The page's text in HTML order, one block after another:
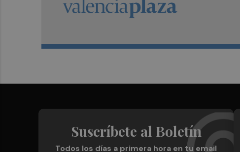
Suscríbete al Boletín
Todos los días a primera hora en tu email